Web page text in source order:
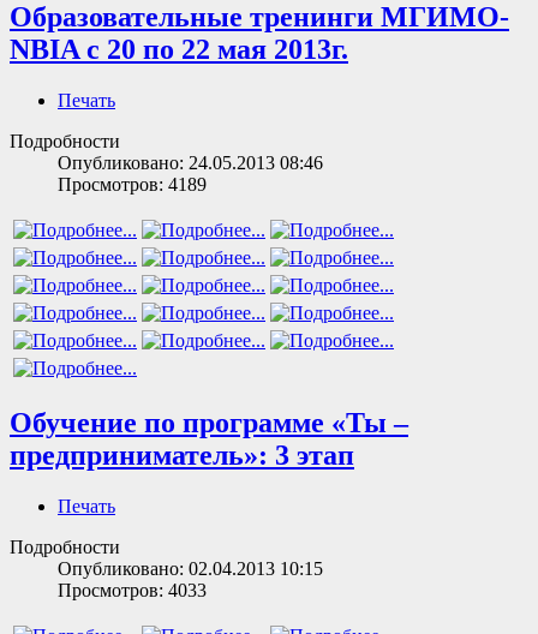
Образовательные тренинги МГИМО-
NBIA с 20 по 22 мая 2013г.
Печать
Подробности
Опубликовано: 24.05.2013 08:46
Просмотров: 4189
Обучение по программе «Ты –
предприниматель»: 3 этап
Печать
Подробности
Опубликовано: 02.04.2013 10:15
Просмотров: 4033